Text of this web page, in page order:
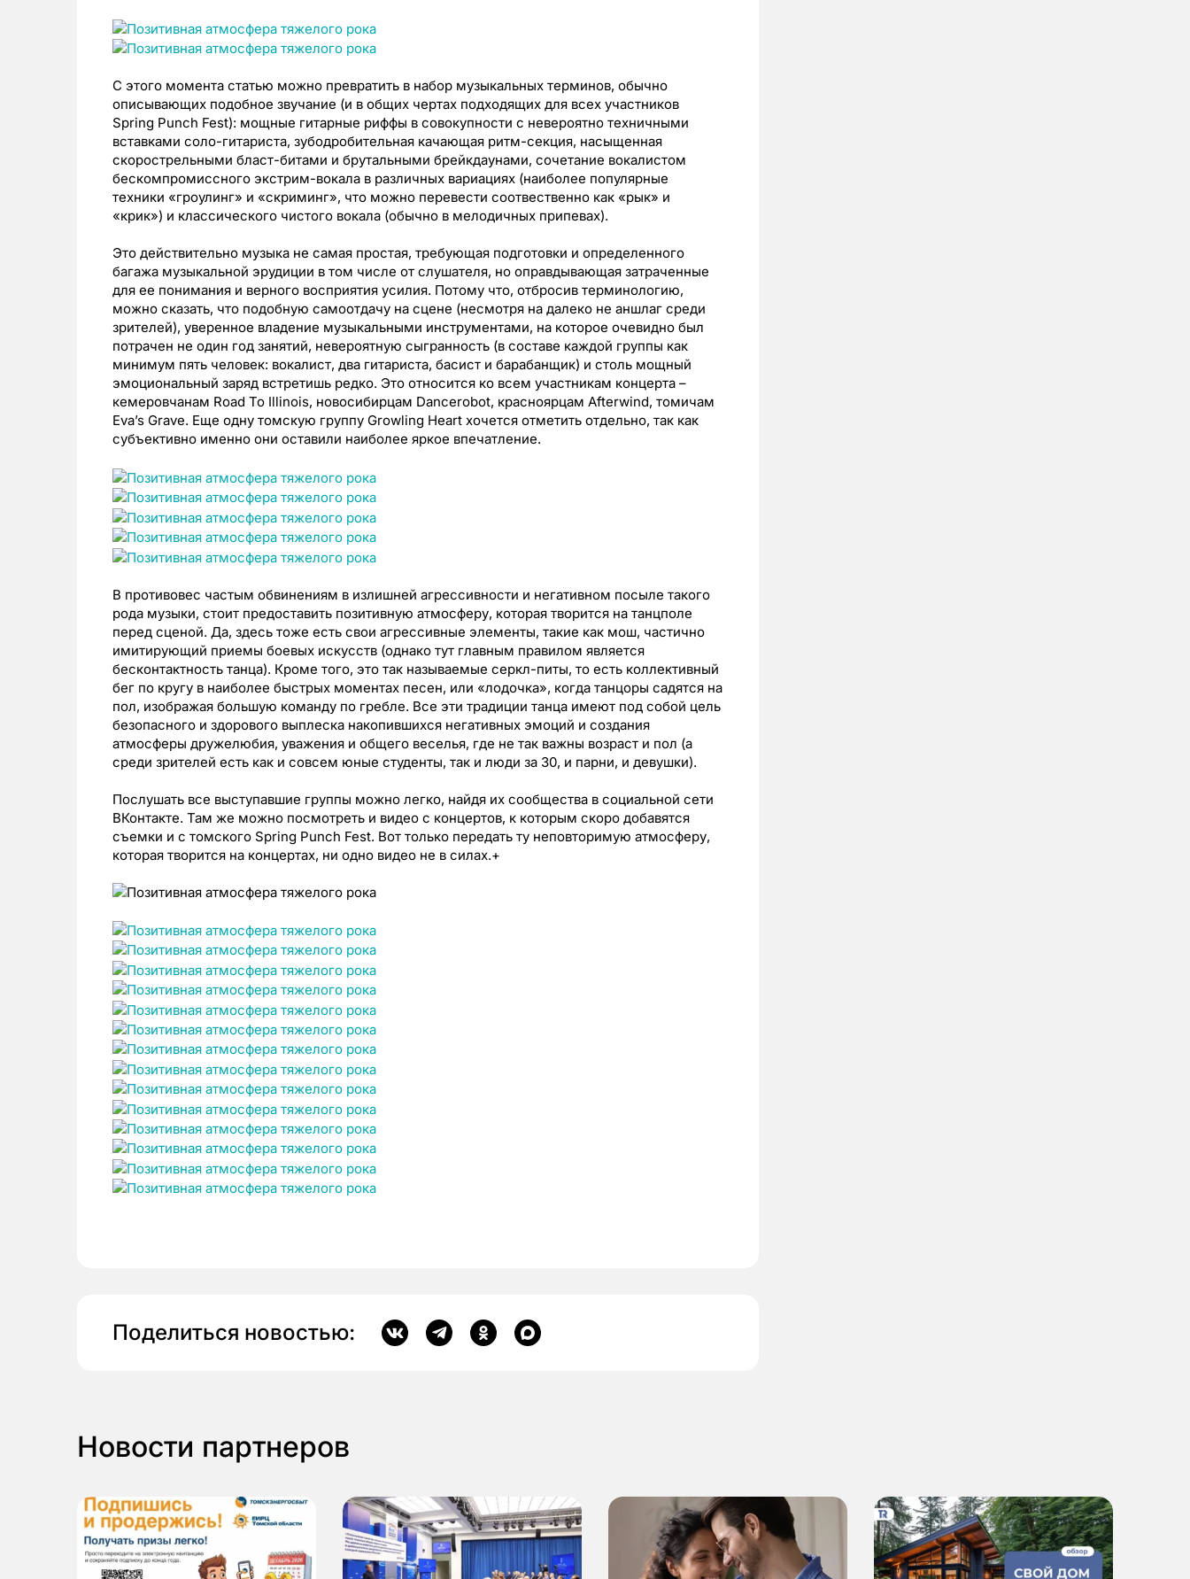
С этого момента статью можно превратить в набор музыкальных терминов, обычно
описывающих подобное звучание (и в общих чертах подходящих для всех участников
Spring Punch Fest): мощные гитарные риффы в совокупности с невероятно техничными
вставками соло-гитариста, зубодробительная качающая ритм-секция, насыщенная
скорострельными бласт-битами и брутальными брейкдаунами, сочетание вокалистом
бескомпромиссного экстрим-вокала в различных вариациях (наиболее популярные
техники «гроулинг» и «скриминг», что можно перевести соотвественно как «рык» и
«крик») и классического чистого вокала (обычно в мелодичных припевах).
Это действительно музыка не самая простая, требующая подготовки и определенного
багажа музыкальной эрудиции в том числе от слушателя, но оправдывающая затраченные
для ее понимания и верного восприятия усилия. Потому что, отбросив терминологию,
можно сказать, что подобную самоотдачу на сцене (несмотря на далеко не аншлаг среди
зрителей), уверенное владение музыкальными инструментами, на которое очевидно был
потрачен не один год занятий, невероятную сыгранность (в составе каждой группы как
минимум пять человек: вокалист, два гитариста, басист и барабанщик) и столь мощный
эмоциональный заряд встретишь редко. Это относится ко всем участникам концерта –
кемеровчанам Road To Illinois, новосибирцам Dancerobot, красноярцам Afterwind, томичам
Eva’s Grave. Еще одну томскую группу Growling Heart хочется отметить отдельно, так как
субъективно именно они оставили наиболее яркое впечатление.
В противовес частым обвинениям в излишней агрессивности и негативном посыле такого
рода музыки, стоит предоставить позитивную атмосферу, которая творится на танцполе
перед сценой. Да, здесь тоже есть свои агрессивные элементы, такие как мош, частично
имитирующий приемы боевых искусств (однако тут главным правилом является
бесконтактность танца). Кроме того, это так называемые серкл-питы, то есть коллективный
бег по кругу в наиболее быстрых моментах песен, или «лодочка», когда танцоры садятся на
пол, изображая большую команду по гребле. Все эти традиции танца имеют под собой цель
безопасного и здорового выплеска накопившихся негативных эмоций и создания
атмосферы дружелюбия, уважения и общего веселья, где не так важны возраст и пол (а
среди зрителей есть как и совсем юные студенты, так и люди за 30, и парни, и девушки).
Послушать все выступавшие группы можно легко, найдя их сообщества в социальной сети
ВКонтакте. Там же можно посмотреть и видео с концертов, к которым скоро добавятся
съемки и с томского Spring Punch Fest. Вот только передать ту неповторимую атмосферу,
которая творится на концертах, ни одно видео не в силах.+
Поделиться новостью:
Новости партнеров